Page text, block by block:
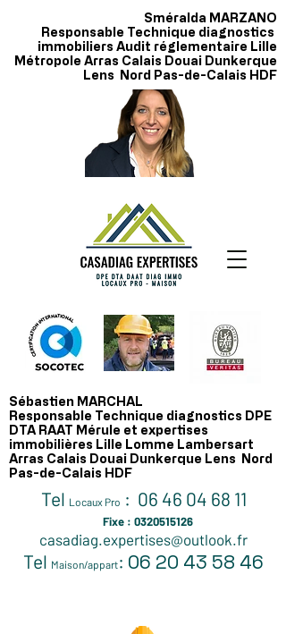
Sméralda MARZANO
Responsable Technique diagnostics
immobiliers Audit réglementaire Lille
Métropole Arras Calais Douai Dunkerque
Lens Nord Pas-de-Calais HDF
Tel Locaux Pro : 06 46 04 68 11
Fixe : 0320515126
casadiag.expertises@outlook.fr
Tel Maison/appart: 06 20 43 58 46
Sébastien MARCHAL
Responsable Technique diagnostics DPE
DTA RAAT Mérule et expertises
immobilières Lille Lomme Lambersart
Arras Calais Douai Dunkerque Lens Nord
Pas-de-Calais HDF